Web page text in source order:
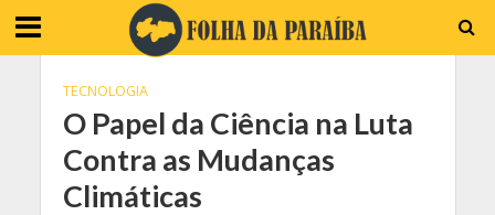
TECNOLOGIA
O Papel da Ciência na Luta
Contra as Mudanças
Climáticas